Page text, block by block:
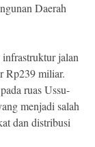
Daerah
jalan
Rp239 miliar.
ruas Ussu-
menjadi salah
dan distribusi